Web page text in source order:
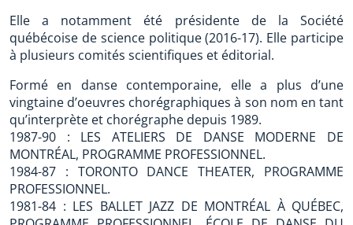
Elle a notamment été présidente de la Société
québécoise de science politique (2016-17). Elle participe
à plusieurs comités scientifiques et éditorial.
Formé en danse contemporaine, elle a plus d’une
vingtaine d’oeuvres chorégraphiques à son nom en tant
qu’interprète et chorégraphe depuis 1989.
1987-90 : LES ATELIERS DE DANSE MODERNE DE
MONTRÉAL, PROGRAMME PROFESSIONNEL.
1984-87 : TORONTO DANCE THEATER, PROGRAMME
PROFESSIONNEL.
1981-84 : LES BALLET JAZZ DE MONTRÉAL À QUÉBEC,